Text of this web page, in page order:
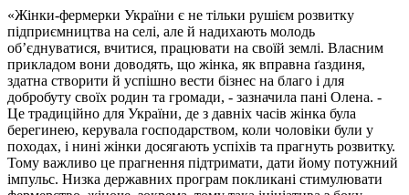
«Жінки-фермерки України є не тільки рушієм розвитку
підприємництва на селі, але й надихають молодь
об’єднуватися, вчитися, працювати на своїй землі. Власним
прикладом вони доводять, що жінка, як вправна ґаздиня,
здатна створити й успішно вести бізнес на благо і для
добробуту своїх родин та громади, - зазначила пані Олена. -
Це традиційно для України, де з давніх часів жінка була
берегинею, керувала господарством, коли чоловіки були у
походах, і нині жінки досягають успіхів та прагнуть розвитку.
Тому важливо це прагнення підтримати, дати йому потужний
імпульс. Низка державних програм покликані стимулювати